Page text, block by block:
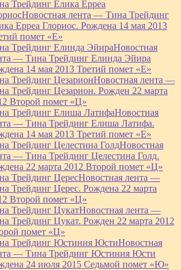
Трейдинг Елика Ерреа
Новостная лента — Тина Трейдинг
Ерреа Глориос. Рождена 14 мая 2013
помет «Е»
Трейдинг Елинда ЭйираНовостная
— Тина Трейдинг Елинда Эйира
14 мая 2013 Третий помет «Е»
Трейдинг ЦезарионНовостная лента —
Трейдинг Цезарион. Рожден 22 марта
Второй помет «Ц»
Трейдинг Елиша ЛатифаНовостная
— Тина Трейдинг Елиша Латифа.
14 мая 2013 Третий помет «Е»
Трейдинг Целестина ГолдНовостная
— Тина Трейдинг Целестина Голд.
22 марта 2012 Второй помет «Ц»
Трейдинг ЦересНовостная лента —
Трейдинг Церес. Рождена 22 марта
Второй помет «Ц»
Трейдинг ЦукатНовостная лента —
Трейдинг Цукат. Рожден 22 марта 2012
помет «Ц»
Трейдинг Юстиния ЮстиНовостная
— Тина Трейдинг Юстиния Юсти
24 июля 2015 Седьмой помет «Ю»